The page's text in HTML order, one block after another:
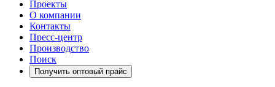
Проекты
О компании
Контакты
Пресс-центр
Производство
Поиск
Получить оптовый прайс